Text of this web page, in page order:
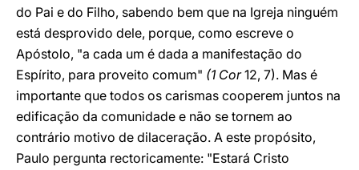
do Pai e do Filho, sabendo bem que na Igreja ninguém
está desprovido dele, porque, como escreve o
Apóstolo, "a cada um é dada a manifestação do
Espírito, para proveito comum" (1 Cor12, 7). Mas é
importante que todos os carismas cooperem juntos na
edificação da comunidade e não se tornem ao
contrário motivo de dilaceração. A este propósito,
Paulo pergunta rectoricamente: "Estará Cristo